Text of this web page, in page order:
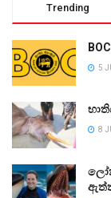
Trending
5
8